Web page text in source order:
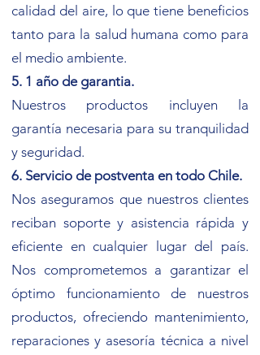
calidad del aire, lo que tiene beneficios
tanto para la salud humana como para
el medio ambiente.
5. 1 año de garantia.
Nuestros productos incluyen la
garantía necesaria para su tranquilidad
y seguridad.
6. Servicio de postventa en todo Chile.
Nos aseguramos que nuestros clientes
reciban soporte y asistencia rápida y
eficiente en cualquier lugar del país.
Nos comprometemos a garantizar el
óptimo funcionamiento de nuestros
productos, ofreciendo mantenimiento,
reparaciones y asesoría técnica a nivel